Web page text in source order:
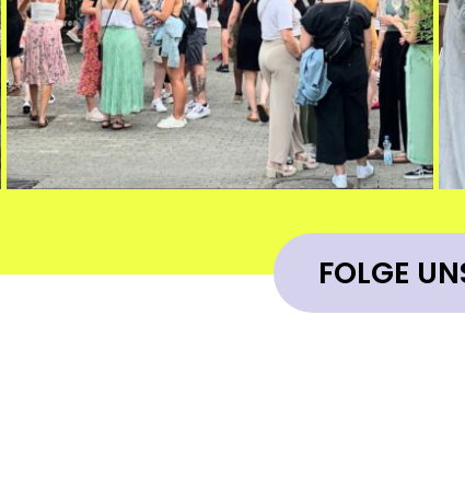
FOLGE